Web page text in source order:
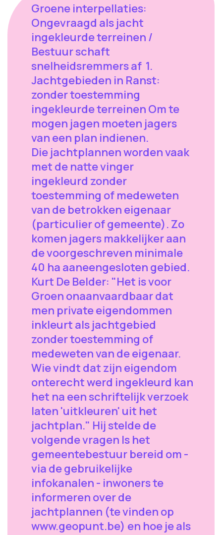
Groene interpellaties:
Ongevraagd als jacht
ingekleurde terreinen /
Bestuur schaft
snelheidsremmers af 1.
Jachtgebieden in Ranst:
zonder toestemming
ingekleurde terreinen Om te
mogen jagen moeten jagers
van een plan indienen.
Die jachtplannen worden vaak
met de natte vinger
ingekleurd zonder
toestemming of medeweten
van de betrokken eigenaar
(particulier of gemeente). Zo
komen jagers makkelijker aan
de voorgeschreven minimale
40 ha aaneengesloten gebied.
Kurt De Belder: "Het is voor
Groen onaanvaardbaar dat
men private eigendommen
inkleurt als jachtgebied
zonder toestemming of
medeweten van de eigenaar.
Wie vindt dat zijn eigendom
onterecht werd ingekleurd kan
het na een schriftelijk verzoek
laten 'uitkleuren' uit het
jachtplan." Hij stelde de
volgende vragen Is het
gemeentebestuur bereid om -
via de gebruikelijke
infokanalen - inwoners te
informeren over de
jachtplannen (te vinden op
www.geopunt.be) en hoe je als